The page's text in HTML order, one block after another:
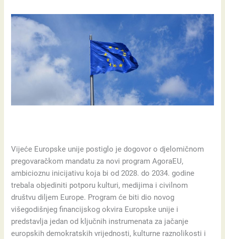
Vijeće Europske unije postiglo je dogovor o djelomičnom
pregovaračkom mandatu za novi program AgoraEU,
ambicioznu inicijativu koja bi od 2028. do 2034. godine
trebala objediniti potporu kulturi, medijima i civilnom
društvu diljem Europe. Program će biti dio novog
višegodišnjeg financijskog okvira Europske unije i
predstavlja jedan od ključnih instrumenata za jačanje
europskih demokratskih vrijednosti, kulturne raznolikosti i